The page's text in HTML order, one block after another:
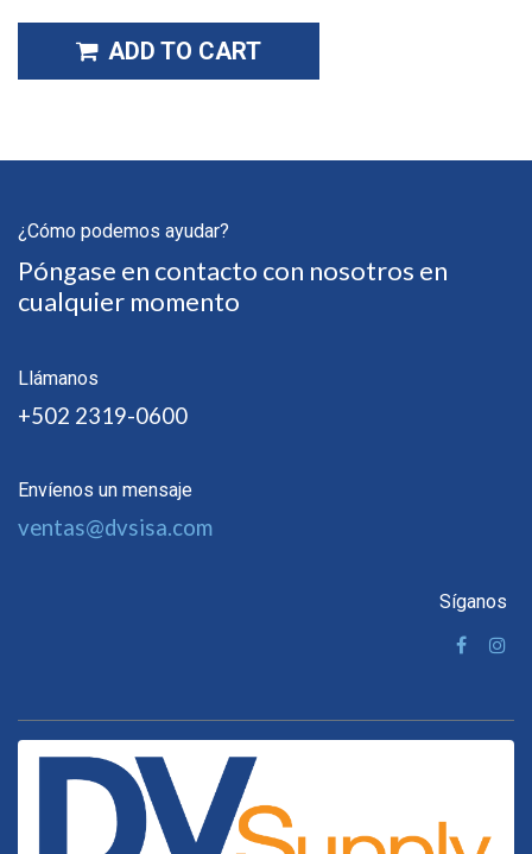
ADD TO CART
¿Cómo podemos ayudar?
Póngase en contacto con nosotros en
cualquier momento
Llámanos
+502 2319-0600
Envíenos un mensaje
ventas@dvsisa.com
Síganos